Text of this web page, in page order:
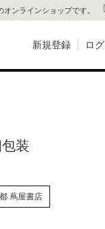
ンラインショップです。
蔦
新規登録 ロ
装
蔦屋書店